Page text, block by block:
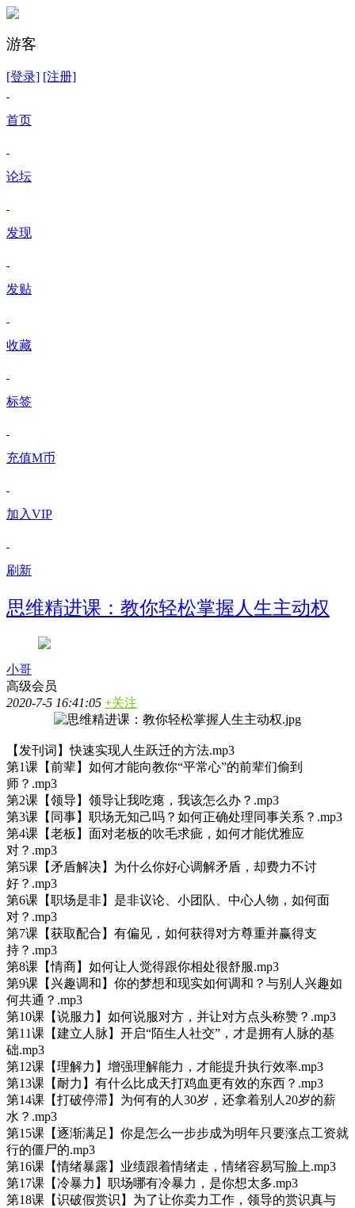
游客
[登录] [注册]
首页
论坛
发现
发贴
收藏
标签
充值M币
加入VIP
刷新
思维精进课：教你轻松掌握人生主动权
小哥
高级会员
2020-7-5 16:41:05 +关注
【发刊词】快速实现人生跃迁的方法.mp3
第1课【前辈】如何才能向教你“平常心”的前辈们偷到
师？.mp3
第2课【领导】领导让我吃瘪，我该怎么办？.mp3
第3课【同事】职场无知己吗？如何正确处理同事关系？.mp3
第4课【老板】面对老板的吹毛求疵，如何才能优雅应
对？.mp3
第5课【矛盾解决】为什么你好心调解矛盾，却费力不讨
好？.mp3
第6课【职场是非】是非议论、小团队、中心人物，如何面
对？.mp3
第7课【获取配合】有偏见，如何获得对方尊重并赢得支
持？.mp3
第8课【情商】如何让人觉得跟你相处很舒服.mp3
第9课【兴趣调和】你的梦想和现实如何调和？与别人兴趣如
何共通？.mp3
第10课【说服力】如何说服对方，并让对方点头称赞？.mp3
第11课【建立人脉】开启“陌生人社交”，才是拥有人脉的基
础.mp3
第12课【理解力】增强理解能力，才能提升执行效率.mp3
第13课【耐力】有什么比成天打鸡血更有效的东西？.mp3
第14课【打破停滞】为何有的人30岁，还拿着别人20岁的薪
水？.mp3
第15课【逐渐满足】你是怎么一步步成为明年只要涨点工资就
行的僵尸的.mp3
第16课【情绪暴露】业绩跟着情绪走，情绪容易写脸上.mp3
第17课【冷暴力】职场哪有冷暴力，是你想太多.mp3
第18课【识破假赏识】为了让你卖力工作，领导的赏识真与